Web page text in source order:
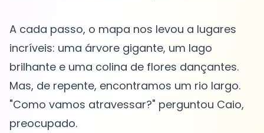
A cada passo, o mapa nos levou a lugares
incríveis: uma árvore gigante, um lago
brilhante e uma colina de flores dançantes.
Mas, de repente, encontramos um rio largo.
"Como vamos atravessar?" perguntou Caio,
preocupado.